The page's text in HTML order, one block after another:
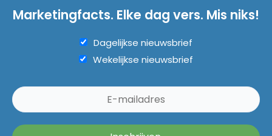
Marketingfacts. Elke dag vers. Mis niks!
Dagelijkse nieuwsbrief
Wekelijkse nieuwsbrief